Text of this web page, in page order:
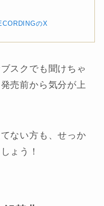
のX
スクでも聞けちゃ
売前から気分が上
ない方も、せっか
ょう！